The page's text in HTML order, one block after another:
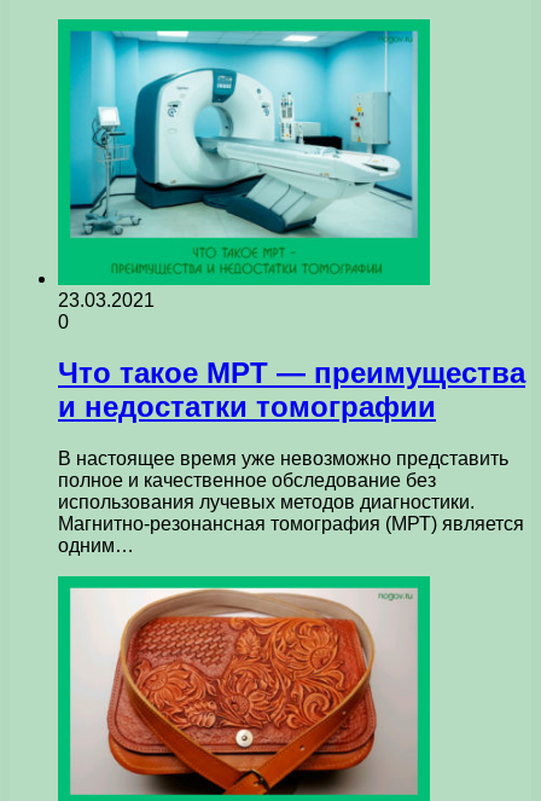
23.03.2021
0
Что такое МРТ — преимущества
и недостатки томографии
В настоящее время уже невозможно представить
полное и качественное обследование без
использования лучевых методов диагностики.
Магнитно-резонансная томография (МРТ) является
одним…